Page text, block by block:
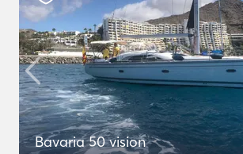
Bavaria 50 vision